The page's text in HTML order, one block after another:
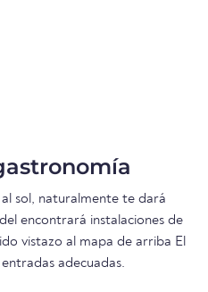
sol, naturalmente te dará
encontrará instalaciones de
vistazo al mapa de arriba El
adecuadas.